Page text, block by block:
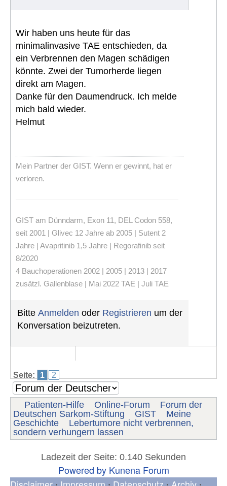
Wir haben uns heute für das
minimalinvasive TAE entschieden, da
ein Verbrennen den Magen schädigen
könnte. Zwei der Tumorherde liegen
direkt am Magen.
Danke für den Daumendruck. Ich melde
mich bald wieder.
Helmut
Mein Partner der GIST. Wenn er gewinnt, hat er
verloren.
GIST am Dünndarm, Exon 11, DEL Codon 558,
seit 2001 | Glivec 12 Jahre ab 2005 | Sutent 2
Jahre | Avapritinib 1,5 Jahre | Regorafinib seit
8/2020
4 Bauchoperationen 2002 | 2005 | 2013 | 2017
zusätzl. Gallenblase | Mai 2022 TAE | Juli TAE
Bitte Anmelden oder Registrieren um der
Konversation beizutreten.
Seite: 1 2
Patienten-Hilfe Online-Forum
Forum der
Deutschen Sarkom-Stiftung
GIST
Meine
Geschichte
Lebertumore nicht verbrennen,
sondern verhungern lassen
Ladezeit der Seite: 0.140 Sekunden
Powered by Kunena Forum